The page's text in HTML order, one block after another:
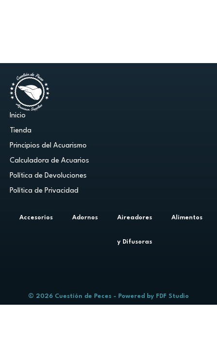
Inicio
Tienda
Principios del Acuarismo
Calculadora de Acuarios
Política de Devoluciones
Política de Privacidad
Accesorios Adornos Aireadores
y Difusoras
Alimentos
© 2026 Cuestión de Peces - Powered by FDF Studio